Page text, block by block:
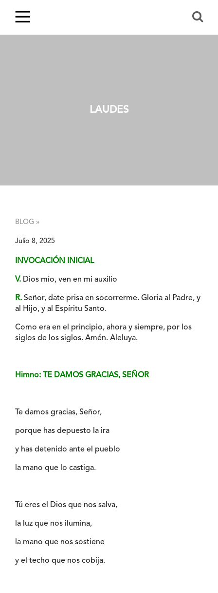
LAUDES
BLOG »
Julio 8, 2025
INVOCACIÓN INICIAL
V. Dios mío, ven en mi auxilio
R. Señor, date prisa en socorrerme. Gloria al Padre, y
al Hijo, y al Espíritu Santo.
Como era en el principio, ahora y siempre, por los
siglos de los siglos. Amén. Aleluya.
Himno: TE DAMOS GRACIAS, SEÑOR
Te damos gracias, Señor,
porque has depuesto la ira
y has detenido ante el pueblo
la mano que lo castiga.
Tú eres el Dios que nos salva,
la luz que nos ilumina,
la mano que nos sostiene
y el techo que nos cobija.